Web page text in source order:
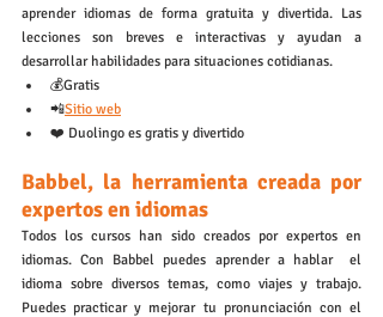
aprender idiomas de forma gratuita y divertida. Las
lecciones son breves e interactivas y ayudan a
desarrollar habilidades para situaciones cotidianas.
💰Gratis
📲Sitio web
❤️ Duolingo es gratis y divertido
Babbel, la herramienta creada por
expertos en idiomas
Todos los cursos han sido creados por expertos en
idiomas. Con Babbel puedes aprender a hablar  el
idioma sobre diversos temas, como viajes y trabajo.
Puedes practicar y mejorar tu pronunciación con el